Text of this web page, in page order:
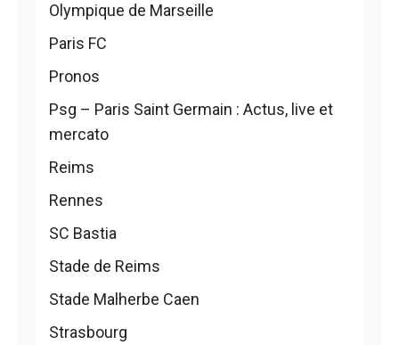
Olympique de Marseille
Paris FC
Pronos
Psg – Paris Saint Germain : Actus, live et
mercato
Reims
Rennes
SC Bastia
Stade de Reims
Stade Malherbe Caen
Strasbourg